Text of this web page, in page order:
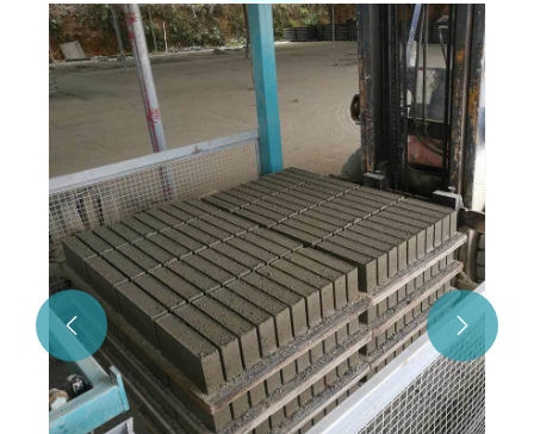
 